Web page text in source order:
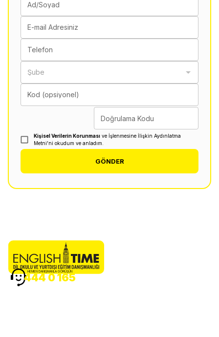
Ad/Soyad
E-mail Adresiniz
Telefon
Şube
Kod (opsiyonel)
Doğrulama Kodu
Kişisel Verilerin Korunması ve İşlenmesine İlişkin Aydınlatma
Metni'ni okudum ve anladım.
GÖNDER
HEMEN DANIŞMANLA GÖRÜŞÜN
444 0 165